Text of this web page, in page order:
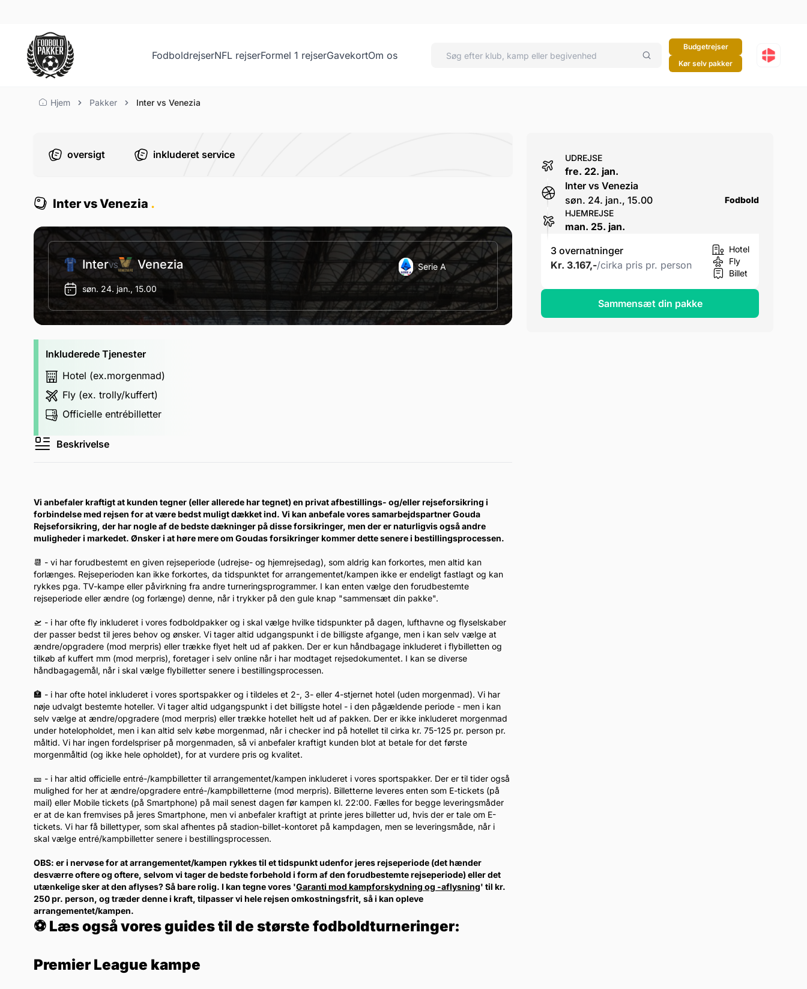
FodboldrejserNFL rejserFormel 1 rejserGavekortOm os
Budgetrejser
Kør selv pakker
Inter vs Venezia
Hjem Pakker Inter vs Venezia
oversigt inkluderet service
Inter vs Venezia .
InterVS Venezia
søn. 24. jan., 15.00
Serie A
Inkluderede Tjenester
Hotel (ex.morgenmad)
Fly (ex. trolly/kuffert)
Officielle entrébilletter
Beskrivelse
Vi anbefaler kraftigt at kunden tegner (eller allerede har tegnet) en privat afbestillings- og/eller rejseforsikring i
forbindelse med rejsen for at være bedst muligt dækket ind. Vi kan anbefale vores samarbejdspartner Gouda
Rejseforsikring, der har nogle af de bedste dækninger på disse forsikringer, men der er naturligvis også andre
muligheder i markedet. Ønsker i at høre mere om Goudas forsikringer kommer dette senere i bestillingsprocessen.
📆 - vi har forudbestemt en given rejseperiode (udrejse- og hjemrejsedag), som aldrig kan forkortes, men altid kan
forlænges. Rejseperioden kan ikke forkortes, da tidspunktet for arrangementet/kampen ikke er endeligt fastlagt og kan
rykkes pga. TV-kampe eller påvirkning fra andre turneringsprogrammer. I kan enten vælge den forudbestemte
rejseperiode eller ændre (og forlænge) denne, når i trykker på den gule knap "sammensæt din pakke".
🛫 - i har ofte fly inkluderet i vores fodboldpakker og i skal vælge hvilke tidspunkter på dagen, lufthavne og flyselskaber
der passer bedst til jeres behov og ønsker. Vi tager altid udgangspunkt i de billigste afgange, men i kan selv vælge at
ændre/opgradere (mod merpris) eller trække flyet helt ud af pakken. Der er kun håndbagage inkluderet i flybilletten og
tilkøb af kuffert mm (mod merpris), foretager i selv online når i har modtaget rejsedokumentet. I kan se diverse
håndbagagemål, når i skal vælge flybilletter senere i bestillingsprocessen.
🏣 - i har ofte hotel inkluderet i vores sportspakker og i tildeles et 2-, 3- eller 4-stjernet hotel (uden morgenmad). Vi har
nøje udvalgt bestemte hoteller. Vi tager altid udgangspunkt i det billigste hotel - i den pågældende periode - men i kan
selv vælge at ændre/opgradere (mod merpris) eller trække hotellet helt ud af pakken. Der er ikke inkluderet morgenmad
under hotelopholdet, men i kan altid selv købe morgenmad, når i checker ind på hotellet til cirka kr. 75-125 pr. person pr.
måltid. Vi har ingen fordelspriser på morgenmaden, så vi anbefaler kraftigt kunden blot at betale for det første
morgenmåltid (og ikke hele opholdet), for at vurdere pris og kvalitet.
🎫 - i har altid officielle entré-/kampbilletter til arrangementet/kampen inkluderet i vores sportspakker. Der er til tider også
mulighed for her at ændre/opgradere entré-/kampbilletterne (mod merpris). Billetterne leveres enten som E-tickets (på
mail) eller Mobile tickets (på Smartphone) på mail senest dagen før kampen kl. 22:00. Fælles for begge leveringsmåder
er at de kan fremvises på jeres Smartphone, men vi anbefaler kraftigt at printe jeres billetter ud, hvis der er tale om E-
tickets. Vi har få billettyper, som skal afhentes på stadion-billet-kontoret på kampdagen, men se leveringsmåde, når i
skal vælge entré/kampbilletter senere i bestillingsprocessen.
OBS: er i nervøse for at arrangementet/kampen rykkes til et tidspunkt udenfor jeres rejseperiode (det hænder
desværre oftere og oftere, selvom vi tager de bedste forbehold i form af den forudbestemte rejseperiode) eller det
utænkelige sker at den aflyses? Så bare rolig. I kan tegne vores 'Garanti mod kampforskydning og -aflysning' til kr.
250 pr. person, og træder denne i kraft, tilpasser vi hele rejsen omkostningsfrit, så i kan opleve
arrangementet/kampen.
⚽ Læs også vores guides til de største fodboldturneringer:
Premier League kampe
UDREJSE
fre. 22. jan.
Inter vs Venezia
søn. 24. jan., 15.00
Fodbold
HJEMREJSE
man. 25. jan.
3 overnatninger
Kr. 3.167,-/cirka pris pr. person
Hotel
Fly
Billet
Sammensæt din pakke